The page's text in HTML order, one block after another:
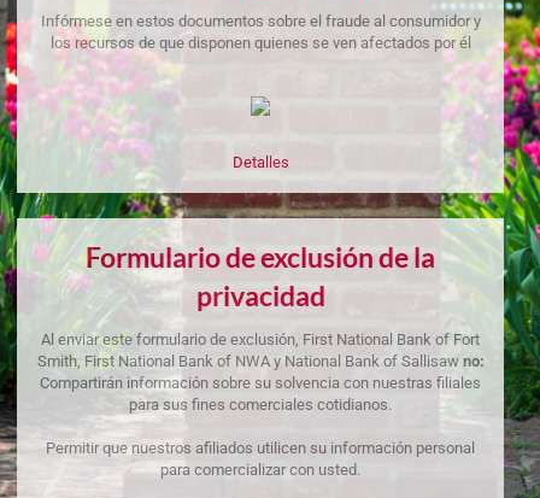
Infórmese en estos documentos sobre el fraude al consumidor y
los recursos de que disponen quienes se ven afectados por él
Detalles
Formulario de exclusión de la
privacidad
Al enviar este formulario de exclusión, First National Bank of Fort
Smith, First National Bank of NWA y National Bank of Sallisaw no:
Compartirán información sobre su solvencia con nuestras filiales
para sus fines comerciales cotidianos.
Permitir que nuestros afiliados utilicen su información personal
para comercializar con usted.